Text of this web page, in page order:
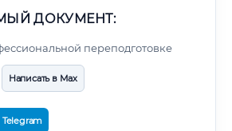
ДОКУМЕНТ:
переподготовке
Написать в Max
Telegram